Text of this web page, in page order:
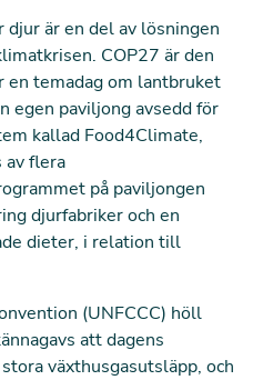
är en del av lösningen
COP27 är den
temadag om lantbruket
egen paviljong avsedd för
kallad Food4Climate,
av flera
på paviljongen
djurfabriker och en
dieter, i relation till
(UNFCCC) höll
att dagens
växthusgasutsläpp, och